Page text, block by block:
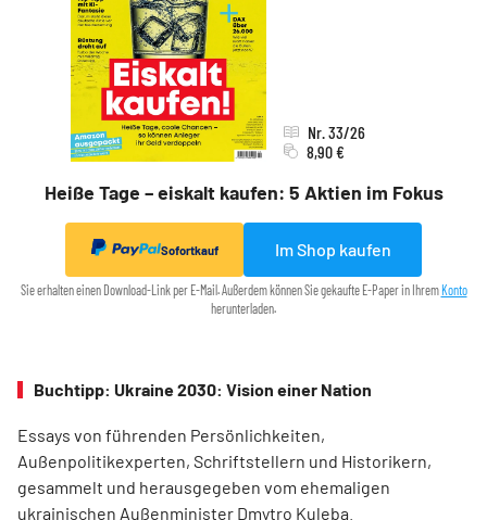
Heiße Tage – eiskalt kaufen: 5 Aktien im Fokus
Nr. 33/26
8,90 €
Sofortkauf Im Shop kaufen
Sie erhalten einen Download-Link per E-Mail. Außerdem können Sie gekaufte E-Paper in Ihrem Konto
herunterladen.
Buchtipp: Ukraine 2030: Vision einer Nation
Essays von führenden Persönlichkeiten,
Außenpolitikexperten, Schriftstellern und Historikern,
gesammelt und herausgegeben vom ehemaligen
ukrainischen Außenminister Dmytro Kuleba.